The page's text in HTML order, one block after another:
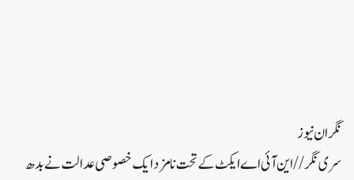
نگران نیوز
سری نگر// این آئی اے ایکٹ کے تحت نامزد ایک خصوصی عدالت نے بدھ